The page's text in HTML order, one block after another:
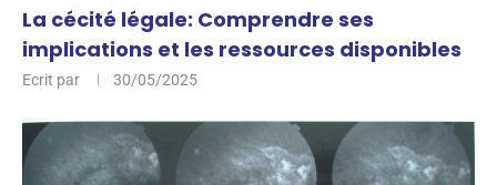
La cécité légale: Comprendre ses
implications et les ressources disponibles
Ecrit par 30/05/2025